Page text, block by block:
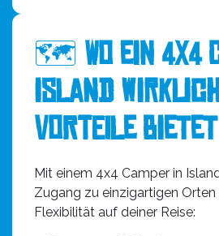
🗺️ Wo ein 4x4
Island
Vorteile bietet
Mit einem 4x4 Camper in
Zugang zu einzigartigen
Flexibilität auf deiner Reise: